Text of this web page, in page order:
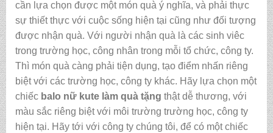
cần lựa chọn được một món quà ý nghĩa, và phải thực
sự thiết thực với cuộc sống hiện tại cũng như đối tượng
được nhận quà. Với người nhận quà là các sinh viêc
trong trường học, công nhân trong mỗi tổ chức, công ty.
Thì món quà càng phải tiện dụng, tạo điểm nhấn riêng
biệt với các trường học, công ty khác. Hãy lựa chọn một
chiếc balo nữ kute làm quà tặng thật dễ thương, với
màu sắc riêng biệt với môi trường trường học, công ty
hiện tại. Hãy tới với công ty chúng tôi, để có một chiếc